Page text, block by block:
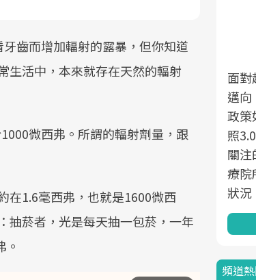
齒而增加輻射的露暴，但你知道
生活中，本來就存在天然的輻射
微西弗。所謂的輻射劑量，跟
在1.6毫西弗，也就是1600微西
抽菸者，光是每天抽一包菸，一年
年，就到良醫生活祭體驗「一站式
前往專題
健康網從「換季的身體變化」出
行動。
前往專題
不同性別與年齡，帶你找到過去、
前往專題
超高齡社會來臨，良醫健康網推動
健康的關鍵角色，並透過問卷調
前往專題
面對
邁向
政策
照
關注
療院
狀況
頻道